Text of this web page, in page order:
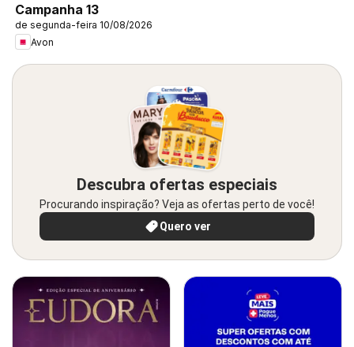
Campanha 13
de segunda-feira 10/08/2026
Avon
Descubra ofertas especiais
Procurando inspiração? Veja as ofertas perto de você!
Quero ver